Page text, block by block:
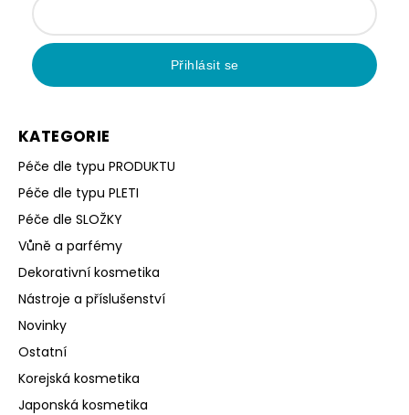
KATEGORIE
Péče dle typu PRODUKTU
Péče dle typu PLETI
Péče dle SLOŽKY
Vůně a parfémy
Dekorativní kosmetika
Nástroje a příslušenství
Novinky
Ostatní
Korejská kosmetika
Japonská kosmetika
Přihlásit se